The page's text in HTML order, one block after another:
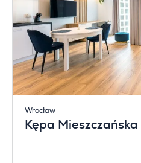
Wrocław
Kępa Mieszczańska